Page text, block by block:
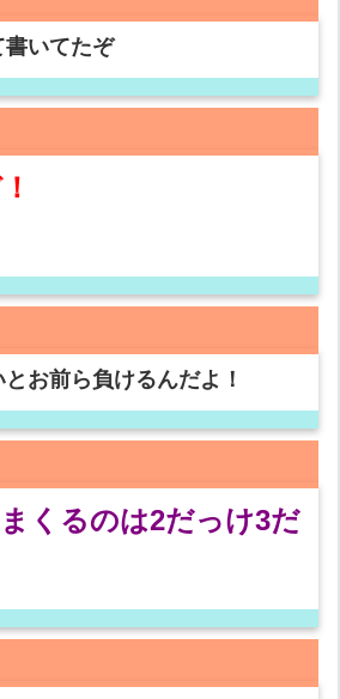
いてたぞ
お前ら負けるんだよ！
くるのは2だっけ3だ